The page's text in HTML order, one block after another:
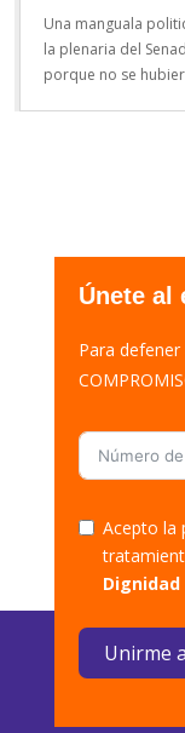
Una manguala
la plenaria del
porque no se
Únete al
Para
Acepto la
Unirme